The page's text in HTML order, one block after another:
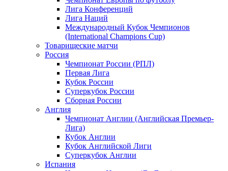
Лига Конференций
Лига Наций
Международный Кубок Чемпионов
(International Champions Cup)
Товарищеские матчи
Россия
Чемпионат России (РПЛ)
Первая Лига
Кубок России
Суперкубок России
Сборная России
Англия
Чемпионат Англии (Английская Премьер-
Лига)
Кубок Англии
Кубок Английской Лиги
Суперкубок Англии
Испания